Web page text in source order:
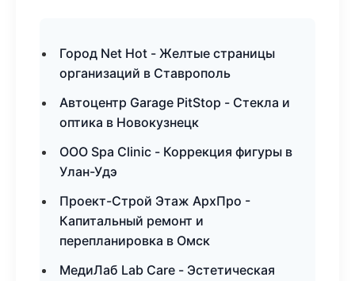
Город Net Hot - Желтые страницы
организаций в Ставрополь
Автоцентр Garage PitStop - Стекла и
оптика в Новокузнецк
ООО Spa Clinic - Коррекция фигуры в
Улан-Удэ
Проект-Строй Этаж АрхПро -
Капитальный ремонт и
перепланировка в Омск
МедиЛаб Lab Care - Эстетическая